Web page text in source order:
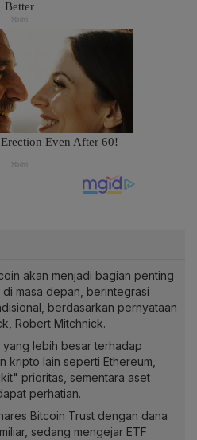
akan menjadi bagian penting
masa depan, berintegrasi
berdasarkan pernyataan
Robert Mitchnick.
yang lebih besar terhadap
kripto lain seperti Ethereum,
prioritas, sementara aset
perhatian.
Bitcoin Trust dengan dana
sedang mengejar ETF